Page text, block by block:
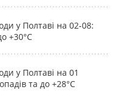
у Полтаві на 02-08:
+30°С
у Полтаві на 01
та до +28°С